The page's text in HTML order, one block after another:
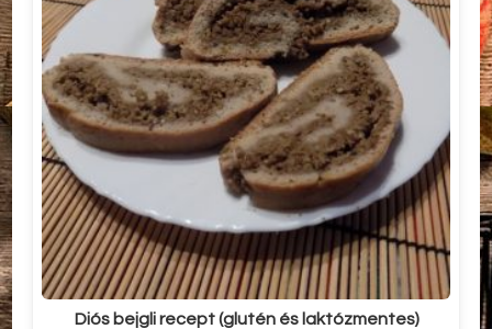
Diós bejgli recept (glutén és laktózmentes)